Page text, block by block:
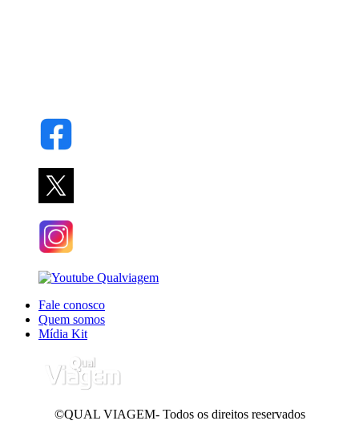
Fale conosco
Quem somos
Mídia Kit
©QUAL VIAGEM- Todos os direitos reservados